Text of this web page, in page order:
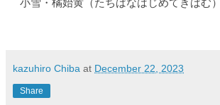
小雪・橘始黄（たちばなはじめてきばむ）
kazuhiro Chiba at December 22, 2023
Share